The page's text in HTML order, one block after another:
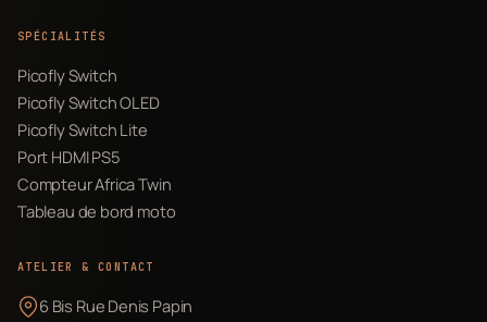
SPÉCIALITÉS
Picofly Switch
Picofly Switch OLED
Picofly Switch Lite
Port HDMI PS5
Compteur Africa Twin
Tableau de bord moto
ATELIER & CONTACT
6 Bis Rue Denis Papin